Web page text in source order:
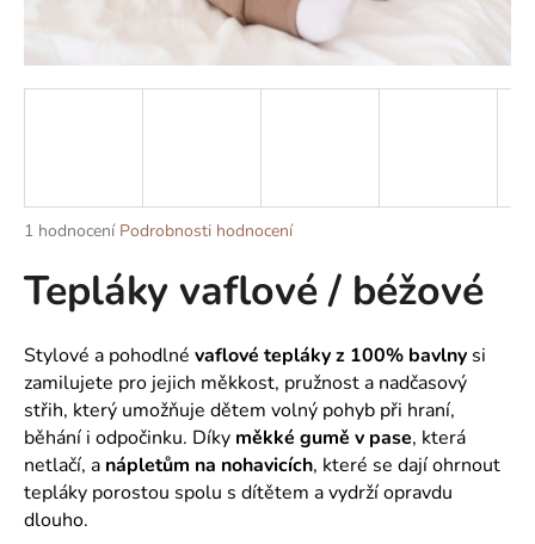
Průměrné
produktu
je
z
5
hvězdiček.
1 hodnocení Podrobnosti hodnocení
Tepláky vaflové / béžové
Stylové a pohodlné vaflové tepláky z 100% bavlny si
zamilujete pro jejich měkkost, pružnost a nadčasový
střih, který umožňuje dětem volný pohyb při hraní,
běhání i odpočinku. Díky měkké gumě v pase, která
netlačí, a nápletům na nohavicích, které se dají ohrnout
tepláky porostou spolu s dítětem a vydrží opravdu
dlouho.
j
í
D
o
p
o
r
u